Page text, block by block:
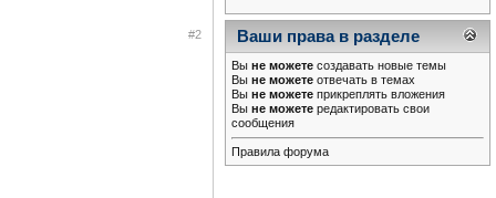
#2 Ваши права в разделе
Вы не можете создавать новые темы
Вы не можете отвечать в темах
Вы не можете прикреплять вложения
Вы не можете редактировать свои
сообщения
Правила форума